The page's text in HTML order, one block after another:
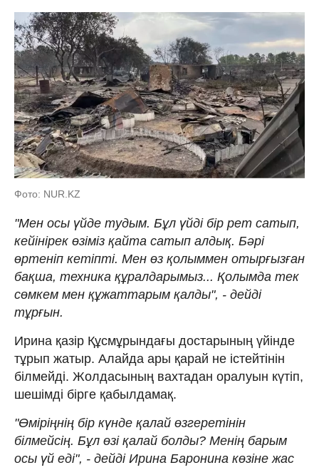
Фото: NUR.KZ
"Мен осы үйде тудым. Бұл үйді бір рет сатып,
кейінірек өзіміз қайта сатып алдық. Бәрі
өртеніп кетіпті. Мен өз қолыммен отырғызған
бақша, техника құралдарымыз... Қолымда тек
сөмкем мен құжаттарым қалды", - дейді
тұрғын.
Ирина қазір Құсмұрындағы достарының үйінде
тұрып жатыр. Алайда ары қарай не істейтінін
білмейді. Жолдасының вахтадан оралуын күтіп,
шешімді бірге қабылдамақ.
"Өміріңнің бір күнде қалай өзгеретінін
білмейсің. Бұл өзі қалай болды? Менің барым
осы үй еді", - дейді Ирина Баронина көзіне жас